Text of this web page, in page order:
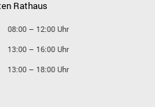
Rathaus
08:00 – 12:00 Uhr
13:00 – 16:00 Uhr
13:00 – 18:00 Uhr